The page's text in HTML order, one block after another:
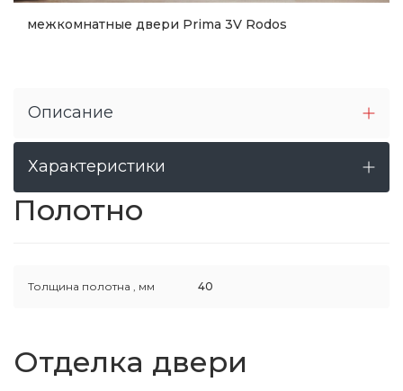
межкомнатные двери Prima 3V Rodos
Описание
Характеристики
Полотно
Толщина полотна , мм 40
Отделка двери